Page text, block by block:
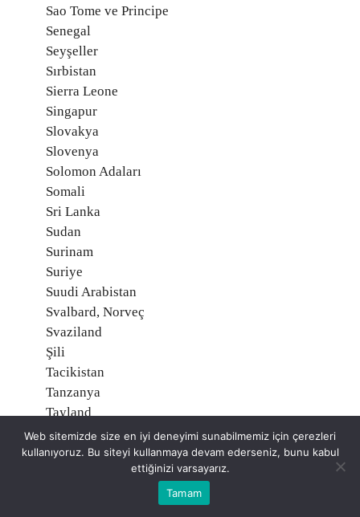
Sao Tome ve Principe
Senegal
Seyşeller
Sırbistan
Sierra Leone
Singapur
Slovakya
Slovenya
Solomon Adaları
Somali
Sri Lanka
Sudan
Surinam
Suriye
Suudi Arabistan
Svalbard, Norveç
Svaziland
Şili
Tacikistan
Tanzanya
Tayland
Tayvan
Togo
Web sitemizde size en iyi deneyimi sunabilmemiz için çerezleri
kullanıyoruz. Bu siteyi kullanmaya devam ederseniz, bunu kabul
ettiğinizi varsayarız.
Tamam